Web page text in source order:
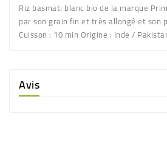
Riz basmati blanc bio de la marque
par son grain fin et très allongé et son
Cuisson : 10 min Origine : Inde /
Avis